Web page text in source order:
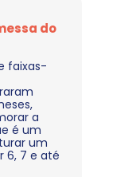
do
faixas-
a
é um
um
6, 7 e até